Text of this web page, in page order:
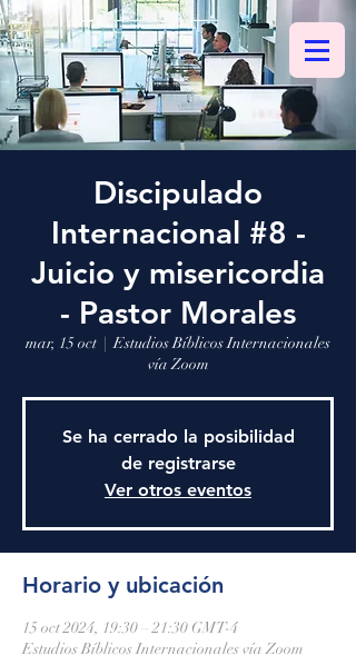
Discipulado
Internacional #8 -
Juicio y misericordia
- Pastor Morales
mar, 15 oct
  |
Estudios Bíblicos Internacionales
vía Zoom
Se ha cerrado la posibilidad
de registrarse
Ver otros eventos
Horario y ubicación
15 oct 2024, 19:30 – 21:30 GMT-4
Estudios Bíblicos Internacionales vía Zoom